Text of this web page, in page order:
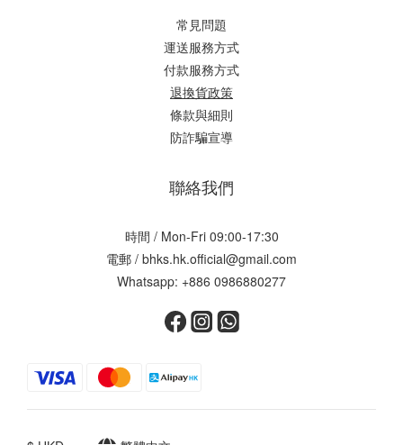
常見問題
運送服務方式
付款服務方式
退換貨政策
條款與細則
防詐騙宣導
聯絡我們
時間 / Mon-Fri 09:00-17:30
電郵 / bhks.hk.official@gmail.com
Whatsapp: +886 0986880277